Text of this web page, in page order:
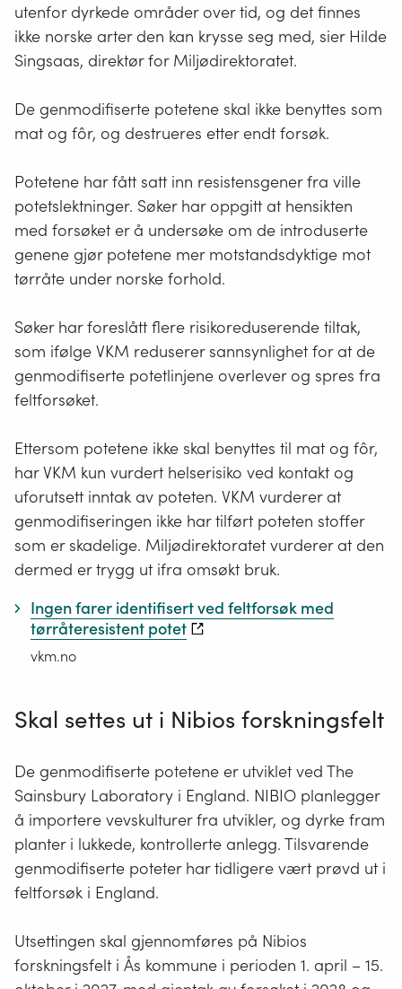
utenfor dyrkede områder over tid, og det finnes
ikke norske arter den kan krysse seg med, sier Hilde
Singsaas, direktør for Miljødirektoratet.
De genmodifiserte potetene skal ikke benyttes som
mat og fôr, og destrueres etter endt forsøk.
Potetene har fått satt inn resistensgener fra ville
potetslektninger. Søker har oppgitt at hensikten
med forsøket er å undersøke om de introduserte
genene gjør potetene mer motstandsdyktige mot
tørråte under norske forhold.
Søker har foreslått flere risikoreduserende tiltak,
som ifølge VKM reduserer sannsynlighet for at de
genmodifiserte potetlinjene overlever og spres fra
feltforsøket.
Ettersom potetene ikke skal benyttes til mat og fôr,
har VKM kun vurdert helserisiko ved kontakt og
uforutsett inntak av poteten. VKM vurderer at
genmodifiseringen ikke har tilført poteten stoffer
som er skadelige. Miljødirektoratet vurderer at den
dermed er trygg ut ifra omsøkt bruk.
Ingen farer identifisert ved feltforsøk med
tørråteresistent potet
vkm.no
Skal settes ut i Nibios forskningsfelt
De genmodifiserte potetene er utviklet ved The
Sainsbury Laboratory i England. NIBIO planlegger
å importere vevskulturer fra utvikler, og dyrke fram
planter i lukkede, kontrollerte anlegg. Tilsvarende
genmodifiserte poteter har tidligere vært prøvd ut i
feltforsøk i England.
Utsettingen skal gjennomføres på Nibios
forskningsfelt i Ås kommune i perioden 1. april – 15.